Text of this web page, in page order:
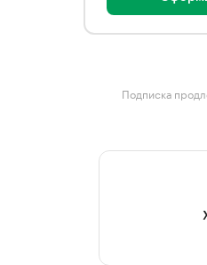
Подписка